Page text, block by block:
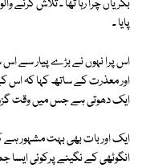
بکریاں چرا رہا تھا ۔ تلاش
پایا ۔
اس پرا نہوں نے بڑے پیار سے
اور معذرت کے ساتھ کہا کہ
ایک دھوتی ہے جس میں وقت
ایک اور بات بھی بہت مشہور ہے
انگوٹھی کے نگینے پرکوئی ایسا